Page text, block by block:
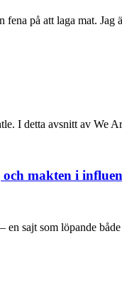
på att laga mat. Jag
I detta avsnitt av We
makten i
sajt som löpande